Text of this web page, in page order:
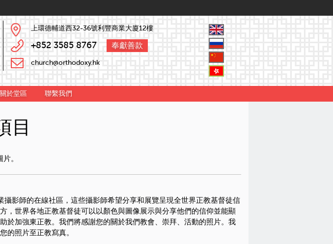
上環德輔道西32-36號利豐商業大廈12樓
+852 3585 8767 奉獻善款
church@orthodoxy.hk
關於堂區 聯繫我們
目
。
攝影師的在線社 區， 這些攝影師希望分享和展覽呈現全世界正教基督徒信
， 世界各地正教基督徒可以以顏色與圖像展示與分享他們的信仰並能顯
於加強東正教。 我們將感謝您的關於我們教會、崇拜、活動的照片。 我
的照片至正教寫真。